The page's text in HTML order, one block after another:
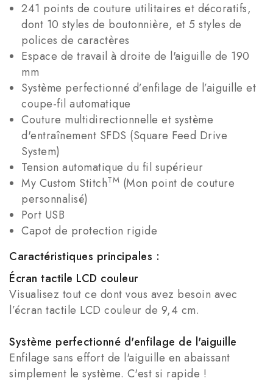
241 points de couture utilitaires et décoratifs,
dont 10 styles de boutonnière, et 5 styles de
polices de caractères
Espace de travail à droite de l'aiguille de 190
mm
Système perfectionné d’enfilage de l’aiguille et
coupe-fil automatique
Couture multidirectionnelle et système
d'entraînement SFDS (Square Feed Drive
System)
Tension automatique du fil supérieur
My Custom StitchTM (Mon point de couture
personnalisé)
Port USB
Capot de protection rigide
Caractéristiques principales :
Écran tactile LCD couleur
Visualisez tout ce dont vous avez besoin avec
l’écran tactile LCD couleur de 9,4 cm.
Système perfectionné d'enfilage de l'aiguille
Enfilage sans effort de l'aiguille en abaissant
simplement le système. C'est si rapide !